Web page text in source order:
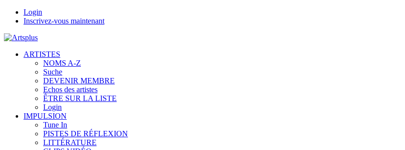
Login
Inscrivez-vous maintenant
ARTISTES
NOMS A-Z
Suche
DEVENIR MEMBRE
Echos des artistes
ÊTRE SUR LA LISTE
Login
IMPULSION
Tune In
PISTES DE RÉFLEXION
LITTÉRATURE